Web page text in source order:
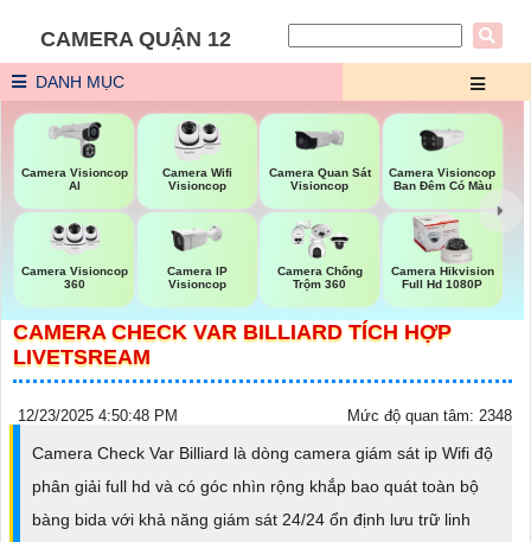
CAMERA QUẬN 12
DANH MỤC
Camera Visioncop
Al
Camera Wifi
Visioncop
Camera Quan Sát
Visioncop
Camera Visioncop
Ban Đêm Có Màu
Camera Visioncop
360
Camera IP
Visioncop
Camera Chống
Trộm 360
Camera Hikvision
Full Hd 1080P
CAMERA CHECK VAR BILLIARD TÍCH HỢP
LIVETSREAM
12/23/2025 4:50:48 PM Mức độ quan tâm: 2348
Camera Check Var Billiard là dòng camera giám sát ip Wifi độ
phân giải full hd và có góc nhìn rộng khắp bao quát toàn bộ
bàng bida với khả năng giám sát 24/24 ổn định lưu trữ linh